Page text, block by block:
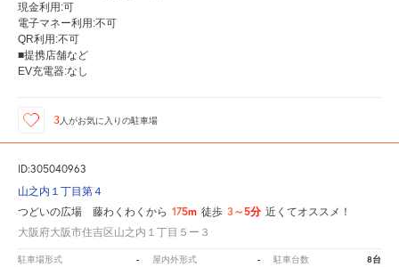
現金利用:可
電子マネー利用:不可
QR利用:不可
■提携店舗など
EV充電器:なし
3 人がお気に入りの駐車場
ID:305040963
山之内１丁目第４
つどいの広場 藤わくわくから 175m 徒歩 3～5分 近くてオススメ！
大阪府大阪市住吉区山之内１丁目５ー３
駐車場形式 - 屋内外形式 - 駐車台数 8台